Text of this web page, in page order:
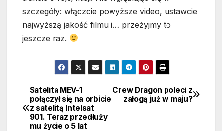
szczegóły: włączcie powyższe video, ustawcie
najwyższą jakość filmu i… przeżyjmy to
jeszcze raz.
Nawigacja
wpisu
Crew Dragon poleci z
załogą już w maju?
Satelita MEV-1
połączył się na orbicie
z satelitą Intelsat
901. Teraz przedłuży
mu życie o 5 lat